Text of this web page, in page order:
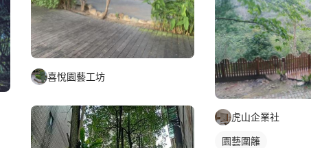
喜悅園藝工坊
虎山企業社
園藝圍籬